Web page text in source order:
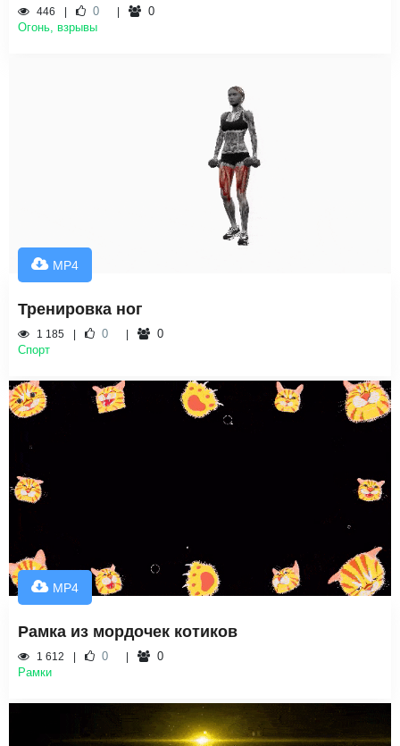
446 0
0
Огонь, взрывы
MP4
Тренировка ног
1 185 0
0
Спорт
MP4
Рамка из мордочек котиков
1 612 0
0
Рамки